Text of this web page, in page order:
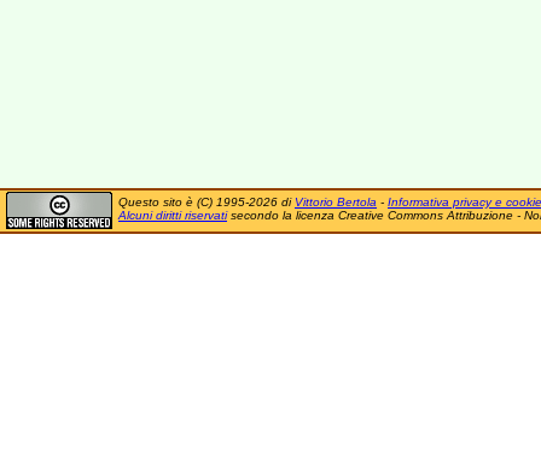
Questo sito è (C) 1995-2026 di Vittorio Bertola - Informativa privacy e cookie
Alcuni diritti riservatisecondo la licenza Creative Commons Attribuzione -